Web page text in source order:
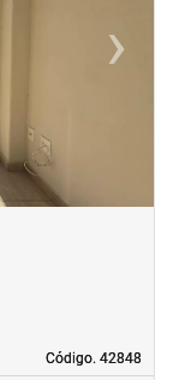
›Next
Código. 42848
Código. 42848